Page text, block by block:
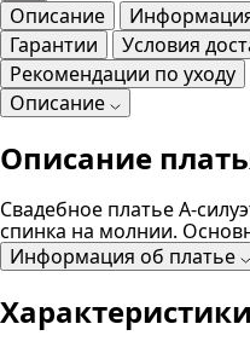
Описание
Гарантии
Условия
Рекомендации по уходу
Описание
Описание
Свадебное платье А-
спинка на молнии.
Информация об платье
Характеристики